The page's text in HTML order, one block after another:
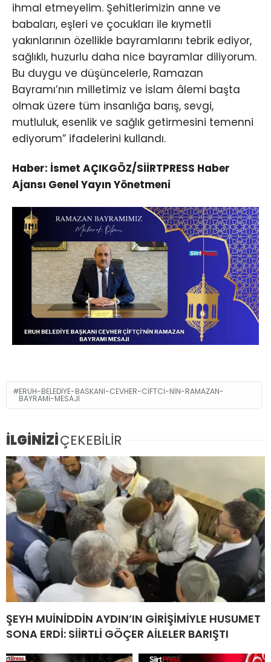
ihmal etmeyelim. Şehitlerimizin anne ve
babaları, eşleri ve çocukları ile kıymetli
yakınlarının özellikle bayramlarını tebrik ediyor,
sağlıklı, huzurlu daha nice bayramlar diliyorum.
Bu duygu ve düşüncelerle, Ramazan
Bayramı’nın milletimiz ve İslam âlemi başta
olmak üzere tüm insanlığa barış, sevgi,
mutluluk, esenlik ve sağlık getirmesini temenni
ediyorum” ifadelerini kullandı.
Haber: İsmet AÇIKGÖZ/SİİRTPRESS Haber
Ajansı Genel Yayın Yönetmeni
ERUH-BELEDIYE-BASKANI-CEVHER-CIFTCI-NIN-RAMAZAN-
BAYRAMI-MESAJI
İLGİNİZİÇEKEBİLİR
ŞEYH MUİNİDDİN AYDIN’IN GİRİŞİMİYLE HUSUMET
SONA ERDİ: SİİRTLİ GÖÇER AİLELER BARIŞTI